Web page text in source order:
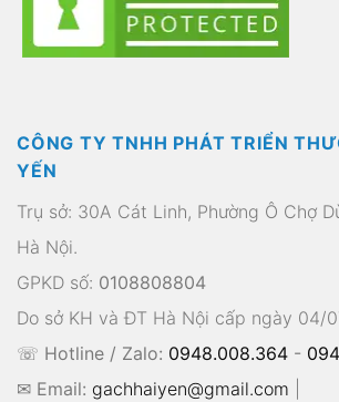
CÔNG TY TNHH PHÁT TRIỂN
YẾN
Trụ sở: 30A Cát Linh, Phường Ô Chợ
Hà Nội.
GPKD số: 0108808804
Do sở KH và ĐT Hà Nội cấp ngày 04/
☏ Hotline / Zalo: 0948.008.364 -
✉ Email: gachhaiyen@gmail.com